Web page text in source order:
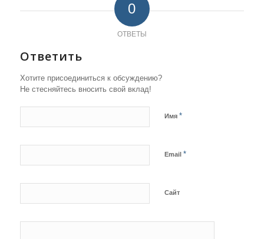
0
ОТВЕТЫ
Ответить
Хотите присоединиться к обсуждению?
Не стесняйтесь вносить свой вклад!
Имя *
Email *
Сайт